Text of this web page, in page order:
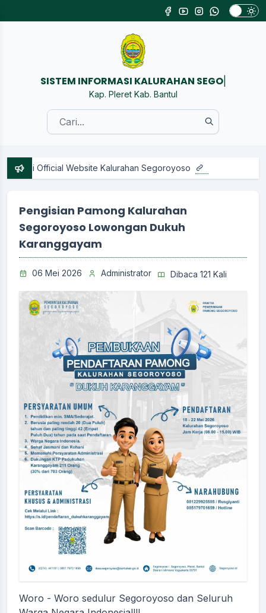
SISTEM INFORMASI KAL|
Kap. Pleret Kab. Bantul
Official Website Kalurahan Segoroyoso
Pengisian Pamong Kalurahan
Segoroyoso Lowongan Dukuh
Karanggayam
06 Mei 2026 Administrator Dibaca 121 Kali
Woro - Woro sedulur Segoroyoso dan Seluruh